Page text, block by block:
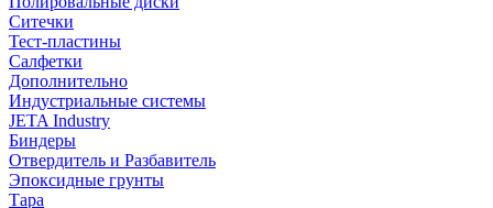
Ситечки
Тест-пластины
Салфетки
Дополнительно
Индустриальные системы
JETA Industry
Биндеры
Отвердитель и Разбавитель
Эпоксидные грунты
Тара